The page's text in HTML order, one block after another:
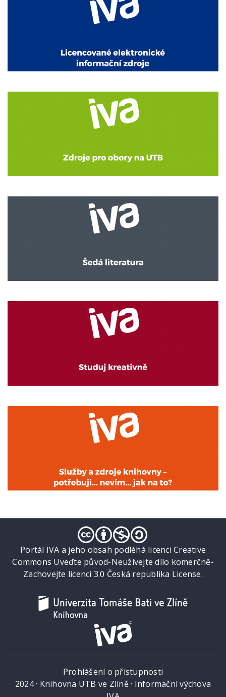
Portál IVA a jeho obsah podléhá licenci Creative
Commons Uveďte původ-Neužívejte dílo komerčně-
Zachovejte licenci 3.0 Česká republika License.
Prohlášení o přístupnosti
2024 · Knihovna UTB ve Zlíně· Informační výchova